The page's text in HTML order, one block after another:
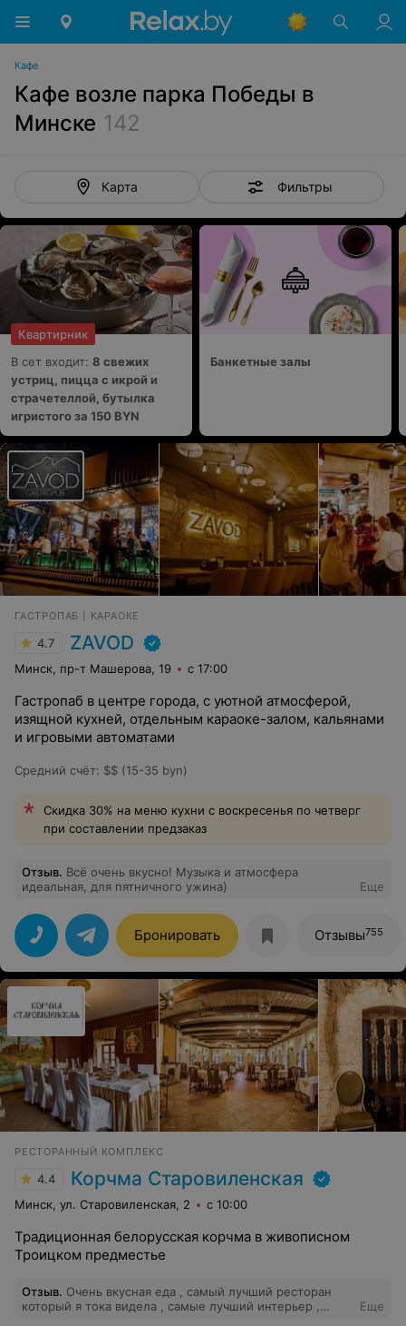
Кафе
Кафе возле парка Победы в
Минске 142
Карта Фильтры
Квартирник
В сет входит: 8 свежих
устриц, пицца с икрой и
страчетеллой, бутылка
игристого за 150 BYN
Банкетные залы
ГАСТРОПАБ | КАРАОКЕ
4.7 ZAVOD
Минск, пр-т Машерова, 19 с 17:00
Гастропаб в центре города, с уютной атмосферой,
изящной кухней, отдельным караоке-залом, кальянами
и игровыми автоматами
Средний счёт: $$ (15-35 byn)
Скидка 30% на меню кухни с воскресенья по четверг
при составлении предзаказ
Отзыв. Всё очень вкусно! Музыка и атмосфера
идеальная, для пятничного ужина)
Еще
Бронировать Отзывы755
РЕСТОРАННЫЙ КОМПЛЕКС
4.4 Корчма Старовиленская
Минск, ул. Старовиленская, 2 с 10:00
Традиционная белорусская корчма в живописном
Троицком предместье
Отзыв. Очень вкусная еда , самый лучший ресторан
который я тока видела , самые лучший интерьер ,
Еще